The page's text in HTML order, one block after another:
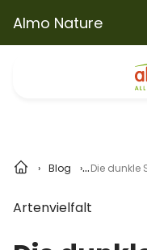
Almo Nature
Blog Die dunkle
Artenvielfalt